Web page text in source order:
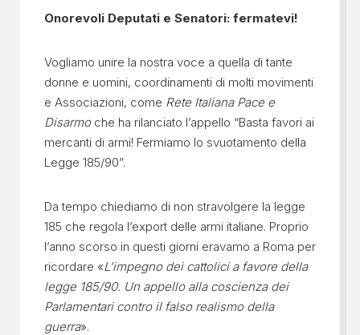
Onorevoli Deputati e Senatori: fermatevi!
Vogliamo unire la nostra voce a quella di tante
donne e uomini, coordinamenti di molti movimenti
e Associazioni, come Rete Italiana Pace e
Disarmoche ha rilanciato l’appello “Basta favori ai
mercanti di armi! Fermiamo lo svuotamento della
Legge 185/90”.
Da tempo chiediamo di non stravolgere la legge
185 che regola l’export delle armi italiane. Proprio
l’anno scorso in questi giorni eravamo a Roma per
ricordare «L’impegno dei cattolici a favore della
legge 185/90. Un appello alla coscienza dei
Parlamentari contro il falso realismo della
guerra».